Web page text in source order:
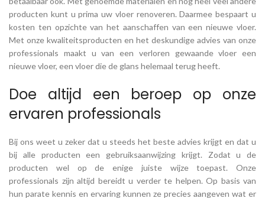
producten kunt u prima uw vloer renoveren. Daarmee bespaart u
kosten ten opzichte van het aanschaffen van een nieuwe vloer.
Met onze kwaliteitsproducten en het deskundige advies van onze
professionals maakt u van een verloren gewaande vloer een
nieuwe vloer, een vloer die de glans helemaal terug heeft.
Doe altijd een beroep op onze
ervaren professionals
Bij ons weet u zeker dat u steeds het beste advies krijgt en dat u
bij alle producten een gebruiksaanwijzing krijgt. Zodat u de
producten wel op de enige juiste wijze toepast. Onze
professionals zijn altijd bereidt u verder te helpen. Op basis van
hun parate kennis en ervaring kunnen ze precies aangeven wat er